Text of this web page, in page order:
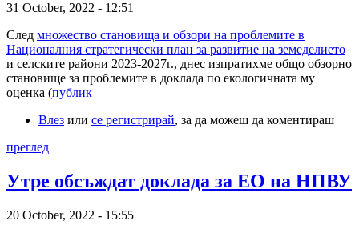
31 October, 2022 - 12:51
След множество становища и обзори на проблемите в
Националния стратегически план за развитие на земеделието
и селските райони 2023-2027г., днес изпратихме общо обзорно
становище за проблемите в доклада по екологичната му
оценка (публик
Влез или се регистрирай, за да можеш да коментираш
преглед
Утре обсъждат доклада за ЕО на НПВУ
20 October, 2022 - 15:55